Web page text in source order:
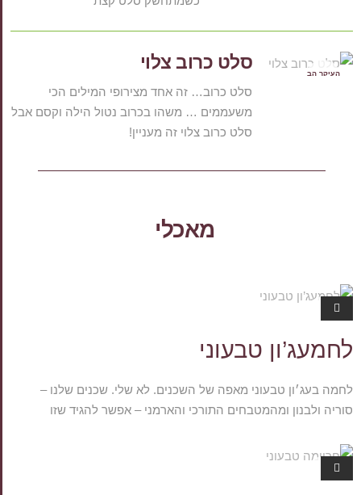
העיקר הב
סלט כרוב צלוי
סלט כרוב… זה אחד מצירופי המילים הכי
משעממים … משהו בכרוב נטול הילה וקסם אבל
סלט כרוב צלוי זה מעניין!
מאכלי
מאכלי עדו
לחמעג’ון טבעוני
לחמה בעג׳ון טבעוני מאפה של השכנים. לא שלי. שכנים שלנו –
סוריה ולבנון ומהמטבחים התורכי והארמני – אפשר להגיד שזו
מאכלי עדו